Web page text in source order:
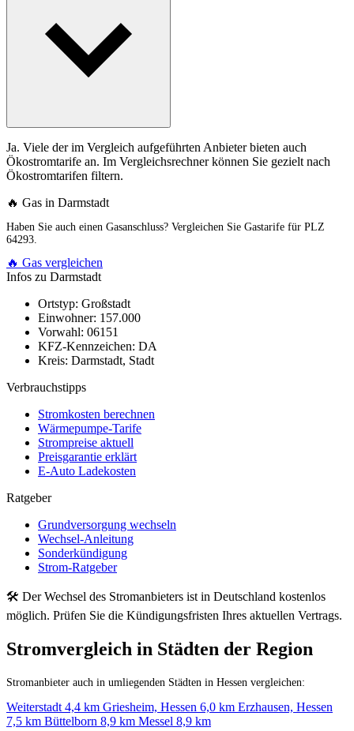
Ja. Viele der im Vergleich aufgeführten Anbieter bieten auch
Ökostromtarife an. Im Vergleichsrechner können Sie gezielt nach
Ökostromtarifen filtern.
🔥 Gas in Darmstadt
Haben Sie auch einen Gasanschluss? Vergleichen Sie Gastarife für PLZ
64293.
🔥 Gas vergleichen
Infos zu Darmstadt
Ortstyp: Großstadt
Einwohner: 157.000
Vorwahl: 06151
KFZ-Kennzeichen: DA
Kreis: Darmstadt, Stadt
Verbrauchstipps
Stromkosten berechnen
Wärmepumpe-Tarife
Strompreise aktuell
Preisgarantie erklärt
E-Auto Ladekosten
Ratgeber
Grundversorgung wechseln
Wechsel-Anleitung
Sonderkündigung
Strom-Ratgeber
🛠 Der Wechsel des Stromanbieters ist in Deutschland kostenlos
möglich. Prüfen Sie die Kündigungsfristen Ihres aktuellen Vertrags.
Stromvergleich in Städten der Region
Stromanbieter auch in umliegenden Städten in Hessen vergleichen:
Weiterstadt 4,4 km Griesheim, Hessen 6,0 km Erzhausen, Hessen
7,5 km Büttelborn 8,9 km Messel 8,9 km